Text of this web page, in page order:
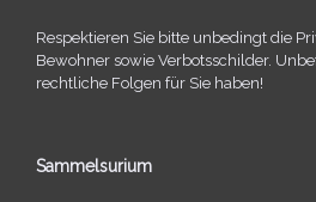
Respektieren Sie bitte unbe­dingt die
Bewohner sowie Verbotsschilder.
recht­li­che Folgen für Sie haben!
Sammelsurium